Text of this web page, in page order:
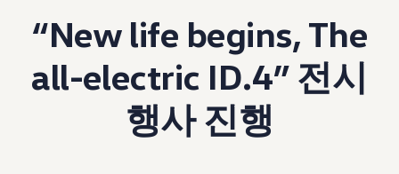
My Volkswagen App
온라인 서비스 예약
사고수리 견적 서비스
서비스 및 부품
서비스 플러스
서비스 패키지
보증 연장 프로그램
모빌리티 개런티
“New life begins, The
all-electric ID.4” 전시
행사 진행